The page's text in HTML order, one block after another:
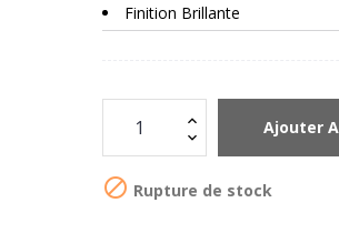
Finition Brillante
Ajouter
 Rupture de stock